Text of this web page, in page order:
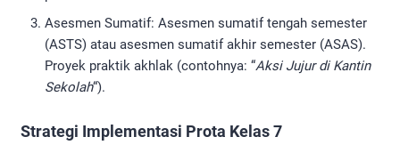
Asesmen Sumatif: Asesmen sumatif tengah semester
(ASTS) atau asesmen sumatif akhir semester (ASAS).
Proyek praktik akhlak (contohnya: “Aksi Jujur di Kantin
Sekolah“).
Strategi Implementasi Prota Kelas 7